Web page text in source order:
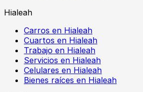
Hialeah
Carros en Hialeah
Cuartos en Hialeah
Trabajo en Hialeah
Servicios en Hialeah
Celulares en Hialeah
Bienes raíces en Hialeah